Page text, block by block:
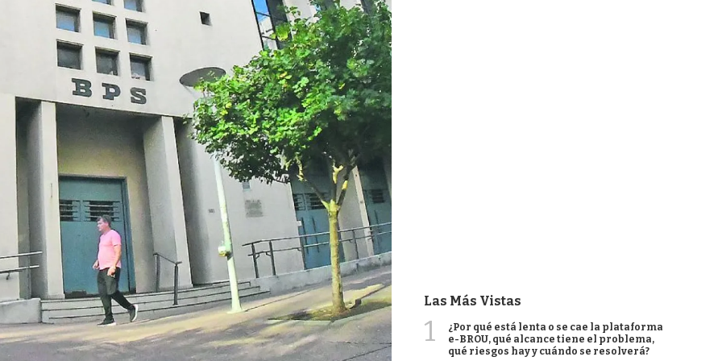
Las Más Vistas
1
¿Por qué está lenta o se cae la plataforma
e-BROU, qué alcance tiene el problema,
qué riesgos hay y cuándo se resolverá?